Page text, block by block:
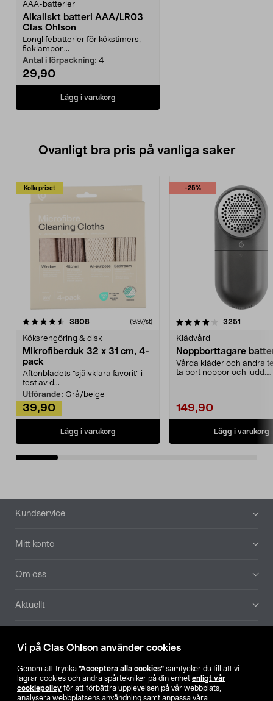
Vi på Clas Ohlson använder cookies
Genom att trycka ”Acceptera alla cookies” samtycker du till att vi
lagrar cookies och andra spårtekniker på din enhet enligt vår
cookiepolicy för att förbättra upplevelsen på vår webbplats,
analysera webbplatsens användning samt anpassa våra
AAA-batterier
Alkaliskt batteri AAA/LR03
Clas Ohlson
Longlifebatterier för kökstimers,
ficklampor,...
Antal i förpackning: 4
29,90
Lägg i varukorg
Ovanligt bra pris på vanliga saker
Kolla priset
3808recensioner (9,97/st)
Köksrengöring & disk
Mikrofiberduk 32 x 31 cm, 4-
pack
Aftonbladets "självklara favorit” i
test av d...
Utförande: Grå/beige
39,90
Lägg i varukorg
-25%
4.0av 5 stjärnor 3251
Klädvård
Noppborttagare
Vårda kläder och andra
ta bort noppor och ludd.
149,90
Lägg i varukorg
4.5av 5 stjärnor
Sidfot
Kundservice
Mitt konto
Om oss
Aktuellt
Hitta butik
SE NO FI